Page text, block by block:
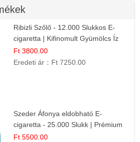
Ribizli Szőlő - 12.000 Slukkos E-
cigaretta | Kifinomult Gyümölcs Íz
Ft 3800.00
Eredeti ár： Ft 7250.00
Szeder Áfonya eldobható E-
cigaretta - 25.000 Slukk | Prémium
Gyümölcs Íz
Ft 5500.00